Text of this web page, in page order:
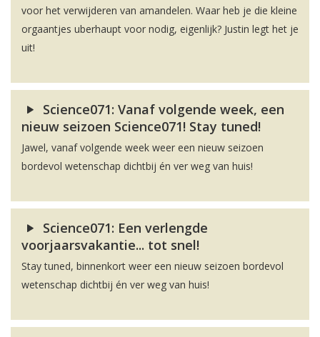
voor het verwijderen van amandelen. Waar heb je die kleine
orgaantjes uberhaupt voor nodig, eigenlijk? Justin legt het je
uit!
Science071: Vanaf volgende week, een
nieuw seizoen Science071! Stay tuned!
Jawel, vanaf volgende week weer een nieuw seizoen
bordevol wetenschap dichtbij én ver weg van huis!
Science071: Een verlengde
voorjaarsvakantie... tot snel!
Stay tuned, binnenkort weer een nieuw seizoen bordevol
wetenschap dichtbij én ver weg van huis!